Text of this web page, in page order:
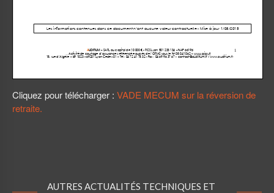
Cliquez pour télécharger : VADE MECUM sur la réversion de
retraite.
AUTRES ACTUALITÉS TECHNIQUES ET